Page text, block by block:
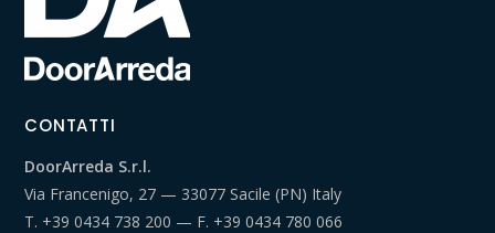
CONTATTI
DoorArreda S.r.l.
Via Francenigo, 27 — 33077 Sacile (PN) Italy
T. +39 0434 738 200 — F. +39 0434 780 066